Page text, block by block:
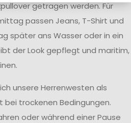
getragen werden. Für
passen Jeans, T-Shirt und
später ans Wasser oder in ein
der Look gepflegt und maritim,
unsere Herrenwesten als
bei trockenen Bedingungen.
oder während einer Pause